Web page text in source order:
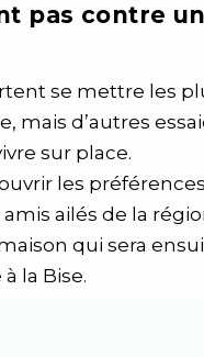
pas contre
se mettre les
mais d’autres
sur place.
les
ailés de la
qui sera
la Bise.